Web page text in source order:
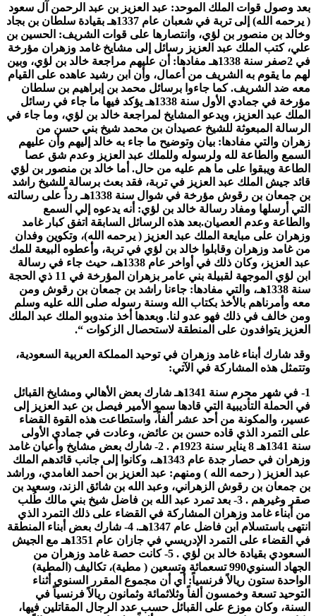
بعد وصول قوات الملك الموحد: عبد العزيز بن عبد الرحمن آل سعود
( يرحمه الله) إلى تربة في شعبان عام 1337هـ بقيادة سلطان بن بجاد
وخالد بن منصور بن لؤي، وانتصارها على قوات الشريف: الحسين بن
علي، كتب الملك عبد العزيز رسائل إلى مشايخ غامد وزهران مؤرخة
في 2صفر سنة 1338هـ مفادها: أن عليهم مراجعة خالد بن لؤي، وبين
لهم ما يقوم به الشريف من أعمال، وأن ابن رشيد عاهده على القيام
معه ضد الشريف. كما جاءوا برسائل محمد بن إبراهيم بن سلطان
مؤرخة في جمادي الأول سنة 1338هـ يؤكد فيها ما جاء في رسائل
الملك عبد العزيز، ويدعو المشايخ لمراجعة خالد بن لؤي، وما جاء في
الرسالة المبعوثة للشيخ عصيدان بن محمد شيخ بني حسن من
زهران والتي مفادها: بيان وتوضيح ما جاء به خالد إليهم وأن عليهم
السمع والطاعة لله ولرسوله وللملك عبد العزيز وعدم شق عصا
الطاعة ويبقوا على ما هم عليه من حال. أما خالد بن منصور بن لؤي
قائد جيش الملك عبد العزيز في تربة، فقد بعث برسالة للشيخ راشد
بن جمعان بن رقوش مؤرخة في شوال سنة 1338هـ رداً على رسالته
التي أرسلها ومفاد رسالة خالد بن لؤي: أنه يدعوه إلي السمع
والطاعة وعدم العصيان.بعد هذه الرسائل السابقة اتفق كبار غامد
وزهران على مبايعة الملك عبد العزيز ( يرحمه الله)، وتكوين وفدان
من غامد وزهران وقابلوا خالد بن لؤي في تربة، وأعطوه البيعة للمك
عبد العزيز، وكان ذلك في أواخر عام 1338هـ، حيث جاء في رسالة
ابن لؤي الموجهة لقبيلة بني عامر بزهران المؤرخة في 11 ذي الحجة
سنة 1338هـ، والتي مفادها: جاءنا راشد بن جمعان بن رقوش ومن
معه وأمرناهم بالأخذ بكتاب الله وسنة رسوله صلى الله عليه وسلم
ومن خالف في ذلك فهو عدو لنا. وبعدها أخذ مندوبو الملك عبد الملك
العزيز يتوافدون على المنطقة لاستحصال الزكوات “.
وقد شارك أبناء غامد وزهران في توحيد المملكة العربية السعودية،
وتتمثل هذه المشاركة في الآتي:
1- في شهر محرم سنة 1341هـ شارك بعض الأهالي ومشايخ القبائل
في الحملة التأديبية التي قادها سمو الأمير فيصل بن عبد العزيز إلى
عسير، والمكونة من أحد عشر ألفاً، واستطاعت هذه القوة القضاء
على التمرد الذي قاده حسن بن عائض، وعادت في جمادي الأولى
سنة 1341هـ 8 يناير سنة 1923م . 2- شارك بعض مشايخ وأعيان غامد
وزهران في حصار جدة عام 1343هـ، وكانوا إلى جانب قائدهم الملك
عبد العزيز ( رحمه الله ) ومنهم: عبد العزيز بن أحمد الغامدي، وراشد
بن جمعان بن رقوش الزهراني، وعبد الله بن شائق الزند، وسعيد بن
صقر وغيرهم . 3- بعد تمرد عبد الله بن فاضل شيخ بني مالك طُلب
من أبناء غامد وزهران المشاركة في القضاء على ذلك التمرد الذي
انتهى باستسلام ابن فاضل عام 1347هـ. 4- شارك بعض أبناء المنطقة
في القضاء على التمرد الإدريسي في جازان عام 1351هـ مع الجيش
السعودي بقيادة خالد بن لؤي . 5- كانت حصة غامد وزهران من
الجهاد السنوي990 تسعمائة وتسعين ( مطية)، تكاليف (المطية)
الواحدة ستون ريالاً فرنسياً: أي أن مجموع المقرر السنوي أثناء
التوحيد تسعة وخمسون ألفاً وثلاثمائة وثمانون ريالاً فرنسياً في
السنة، وكان موزع على القبائل حسب عدد الرجال المقاتلين فيها،